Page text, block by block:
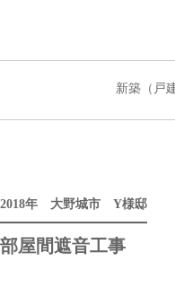
新築（戸
2018年 大野城市 Y様邸
部屋間遮音工事